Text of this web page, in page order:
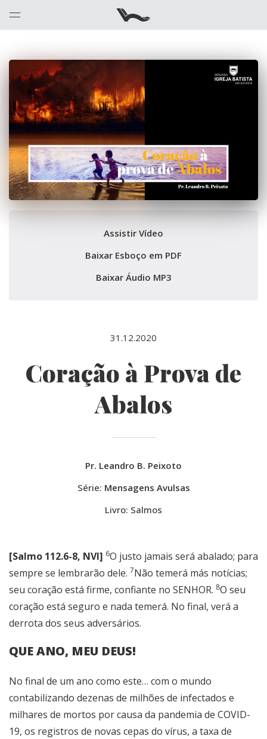
Assistir Vídeo
Baixar Esboço em PDF
Baixar Áudio MP3
31.12.2020
Coração à Prova de
Abalos
Pr. Leandro B. Peixoto
Série: Mensagens Avulsas
Livro: Salmos
[Salmo 112.6-8, NVI] 6O justo jamais será abalado; para
sempre se lembrarão dele. 7Não temerá más notícias;
seu coração está firme, confiante no SENHOR. 8O seu
coração está seguro e nada temerá. No final, verá a
derrota dos seus adversários.
QUE ANO, MEU DEUS!
No final de um ano como este… com o mundo
contabilizando dezenas de milhões de infectados e
milhares de mortos por causa da pandemia de COVID-
19, os registros de novas cepas do vírus, a taxa de